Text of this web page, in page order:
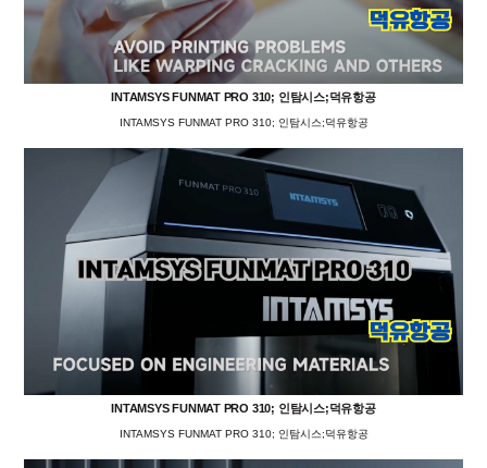
INTAMSYS FUNMAT PRO 310; 인탐시스;덕유항공
INTAMSYS FUNMAT PRO 310; 인탐시스;덕유항공
INTAMSYS FUNMAT PRO 310; 인탐시스;덕유항공
INTAMSYS FUNMAT PRO 310; 인탐시스;덕유항공